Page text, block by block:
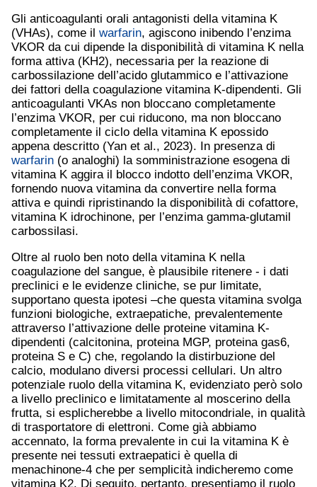
Gli anticoagulanti orali antagonisti della vitamina K
(VHAs), come il warfarin, agiscono inibendo l’enzima
VKOR da cui dipende la disponibilità di vitamina K nella
forma attiva (KH2), necessaria per la reazione di
carbossilazione dell’acido glutammico e l’attivazione
dei fattori della coagulazione vitamina K-dipendenti. Gli
anticoagulanti VKAs non bloccano completamente
l’enzima VKOR, per cui riducono, ma non bloccano
completamente il ciclo della vitamina K epossido
appena descritto (Yan et al., 2023). In presenza di
warfarin (o analoghi) la somministrazione esogena di
vitamina K aggira il blocco indotto dell’enzima VKOR,
fornendo nuova vitamina da convertire nella forma
attiva e quindi ripristinando la disponibilità di cofattore,
vitamina K idrochinone, per l’enzima gamma-glutamil
carbossilasi.
Oltre al ruolo ben noto della vitamina K nella
coagulazione del sangue, è plausibile ritenere - i dati
preclinici e le evidenze cliniche, se pur limitate,
supportano questa ipotesi –che questa vitamina svolga
funzioni biologiche, extraepatiche, prevalentemente
attraverso l’attivazione delle proteine vitamina K-
dipendenti (calcitonina, proteina MGP, proteina gas6,
proteina S e C) che, regolando la distirbuzione del
calcio, modulano diversi processi cellulari. Un altro
potenziale ruolo della vitamina K, evidenziato però solo
a livello preclinico e limitatamente al moscerino della
frutta, si esplicherebbe a livello mitocondriale, in qualità
di trasportatore di elettroni. Come già abbiamo
accennato, la forma prevalente in cui la vitamina K è
presente nei tessuti extraepatici è quella di
menachinone-4 che per semplicità indicheremo come
vitamina K2. Di seguito, pertanto, presentiamo il ruolo